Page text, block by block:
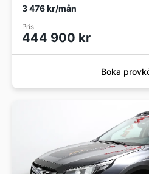
3 476 kr/mån
Pris
444 900 kr
Boka